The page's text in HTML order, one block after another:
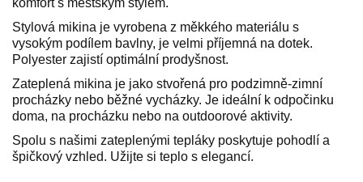
komfort s městským stylem.
Stylová mikina je vyrobena z měkkého materiálu s
vysokým podílem bavlny, je velmi příjemná na dotek.
Polyester zajistí optimální prodyšnost.
Zateplená mikina je jako stvořená pro podzimně-zimní
procházky nebo běžné vycházky. Je ideální k odpočinku
doma, na procházku nebo na outdoorové aktivity.
Spolu s našimi zateplenými tepláky poskytuje pohodlí a
špičkový vzhled. Užijte si teplo s elegancí.